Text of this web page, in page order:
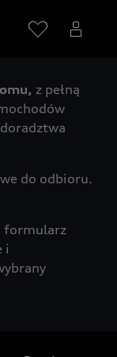
z pełną
do odbioru.
formularz
i